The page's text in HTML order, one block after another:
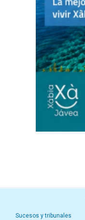
Sucesos y tribunales